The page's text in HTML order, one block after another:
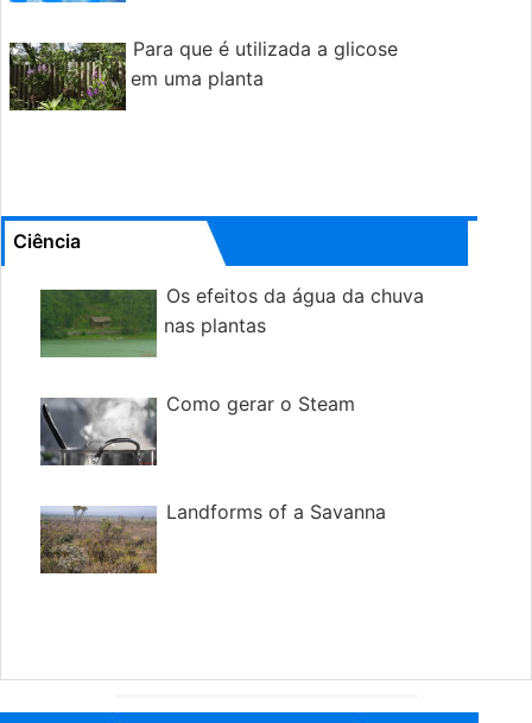
Para que é utilizada a glicose
em uma planta
Ciência
Os efeitos da água da chuva
nas plantas
Como gerar o Steam
Landforms of a Savanna